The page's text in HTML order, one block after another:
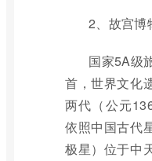
2、故宫博
国家5A级
首，世界文化
两代（公元
依照中国古代
极星）位于中